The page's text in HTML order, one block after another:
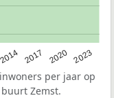
2014 2017 2020 2023
per jaar op
Zemst.